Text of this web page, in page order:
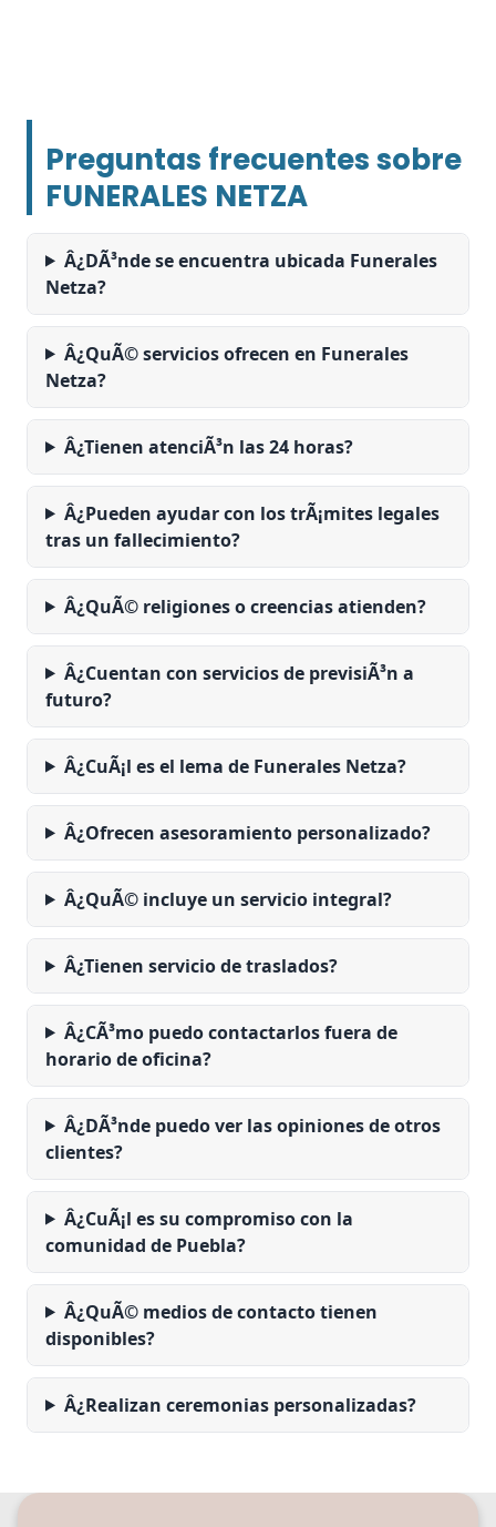
Preguntas frecuentes sobre
FUNERALES NETZA
Â¿DÃ³nde se encuentra ubicada Funerales
Netza?
Â¿QuÃ© servicios ofrecen en Funerales
Netza?
Â¿Tienen atenciÃ³n las 24 horas?
Â¿Pueden ayudar con los trÃ¡mites legales
tras un fallecimiento?
Â¿QuÃ© religiones o creencias atienden?
Â¿Cuentan con servicios de previsiÃ³n a
futuro?
Â¿CuÃ¡l es el lema de Funerales Netza?
Â¿Ofrecen asesoramiento personalizado?
Â¿QuÃ© incluye un servicio integral?
Â¿Tienen servicio de traslados?
Â¿CÃ³mo puedo contactarlos fuera de
horario de oficina?
Â¿DÃ³nde puedo ver las opiniones de otros
clientes?
Â¿CuÃ¡l es su compromiso con la
comunidad de Puebla?
Â¿QuÃ© medios de contacto tienen
disponibles?
Â¿Realizan ceremonias personalizadas?